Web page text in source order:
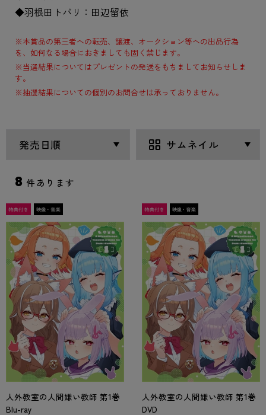
◆羽根田トバリ：田辺留依
※本賞品の第三者への転売、譲渡、オークション等への出品行為
を、如何なる場合におきましても固く禁じます。
※当選結果についてはプレゼントの発送をもちましてお知らせしま
す。
※抽選結果についての個別のお問合せは承っておりません。
8 件あります
人外教室の人間嫌い教師 第1巻
Blu-ray
人外教室の人間嫌い教師 第1巻
DVD